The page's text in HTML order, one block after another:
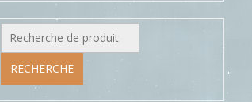
Recherche
pour :
RECHERCHE